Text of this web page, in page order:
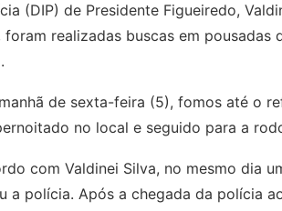
(DIP) de Presidente Figueiredo,
foram realizadas buscas em
de sexta-feira (5), fomos até o
no local e seguido para a
com Valdinei Silva, no mesmo dia
a polícia. Após a chegada da polícia